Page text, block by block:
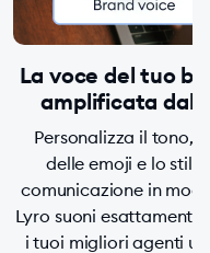
La voce del tuo
amplificata
Personalizza il tono,
delle emoji e lo stile
comunicazione in
Lyro suoni esattamente
i tuoi migliori agenti